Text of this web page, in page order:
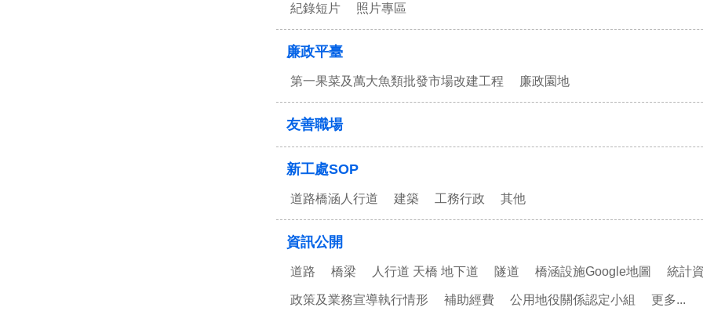
紀錄短片 照片專區
廉政平臺
第一果菜及萬大魚類批發市場改建工程 廉政園地
友善職場
新工處SOP
道路橋涵人行道 建築 工務行政 其他
資訊公開
道路 橋梁 人行道 天橋 地下道 隧道 橋涵設施Google地圖 統計
政策及業務宣導執行情形 補助經費 公用地役關係認定小組 更多...